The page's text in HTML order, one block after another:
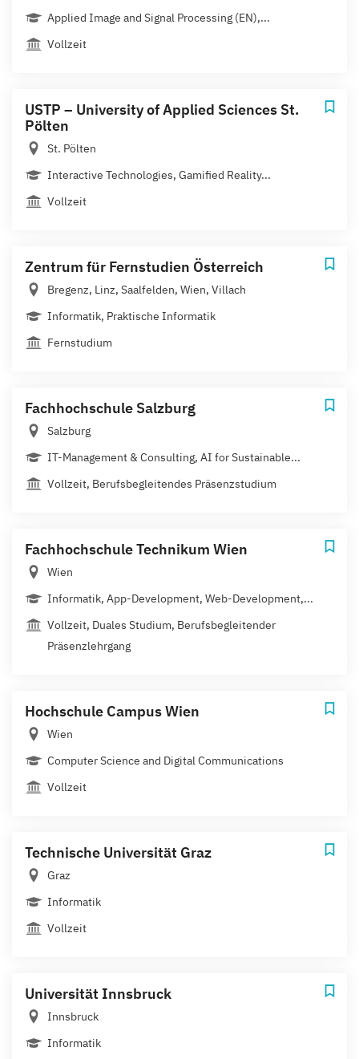
Applied Image and Signal Processing (EN),...
Vollzeit
USTP – University of Applied Sciences St.
Pölten
St. Pölten
Interactive Technologies, Gamified Reality...
Vollzeit
Zentrum für Fernstudien Österreich
Bregenz, Linz, Saalfelden, Wien, Villach
Informatik, Praktische Informatik
Fernstudium
Fachhochschule Salzburg
Salzburg
IT-Management & Consulting, AI for Sustainable...
Vollzeit, Berufsbegleitendes Präsenzstudium
Fachhochschule Technikum Wien
Wien
Informatik, App-Development, Web-Development,...
Vollzeit, Duales Studium, Berufsbegleitender
Präsenzlehrgang
Hochschule Campus Wien
Wien
Computer Science and Digital Communications
Vollzeit
Technische Universität Graz
Graz
Informatik
Vollzeit
Universität Innsbruck
Innsbruck
Informatik